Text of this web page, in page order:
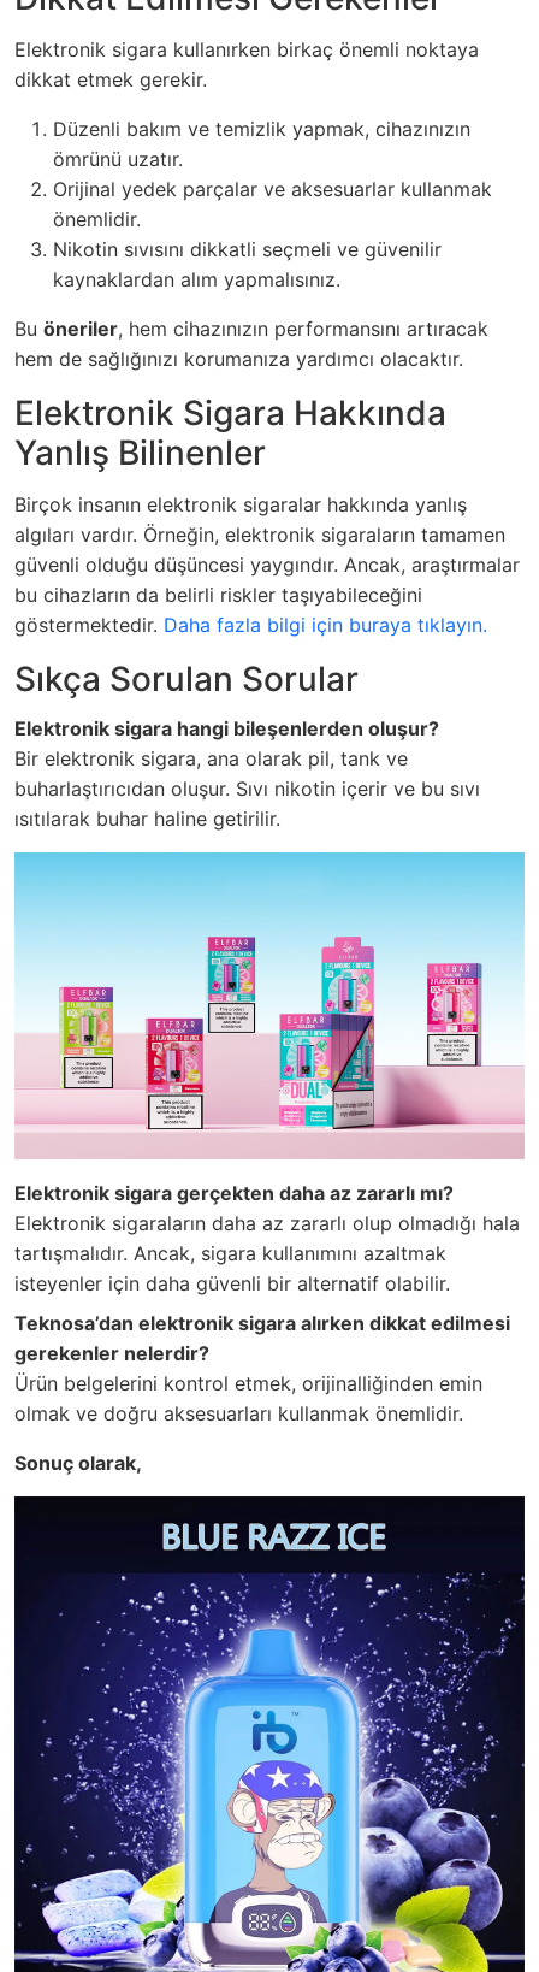
Elektronik sigara kullanırken birkaç önemli noktaya
dikkat etmek gerekir.
Düzenli bakım ve temizlik yapmak, cihazınızın
ömrünü uzatır.
Orijinal yedek parçalar ve aksesuarlar kullanmak
önemlidir.
Nikotin sıvısını dikkatli seçmeli ve güvenilir
kaynaklardan alım yapmalısınız.
Bu öneriler, hem cihazınızın performansını artıracak
hem de sağlığınızı korumanıza yardımcı olacaktır.
Elektronik Sigara Hakkında
Yanlış Bilinenler
Birçok insanın elektronik sigaralar hakkında yanlış
algıları vardır. Örneğin, elektronik sigaraların tamamen
güvenli olduğu düşüncesi yaygındır. Ancak, araştırmalar
bu cihazların da belirli riskler taşıyabileceğini
göstermektedir. Daha fazla bilgi için buraya tıklayın.
Sıkça Sorulan Sorular
Elektronik sigara hangi bileşenlerden oluşur?
Bir elektronik sigara, ana olarak pil, tank ve
buharlaştırıcıdan oluşur. Sıvı nikotin içerir ve bu sıvı
ısıtılarak buhar haline getirilir.
Elektronik sigara gerçekten daha az zararlı mı?
Elektronik sigaraların daha az zararlı olup olmadığı hala
tartışmalıdır. Ancak, sigara kullanımını azaltmak
isteyenler için daha güvenli bir alternatif olabilir.
Teknosa’dan elektronik sigara alırken dikkat edilmesi
gerekenler nelerdir?
Ürün belgelerini kontrol etmek, orijinalliğinden emin
olmak ve doğru aksesuarları kullanmak önemlidir.
Sonuç olarak,